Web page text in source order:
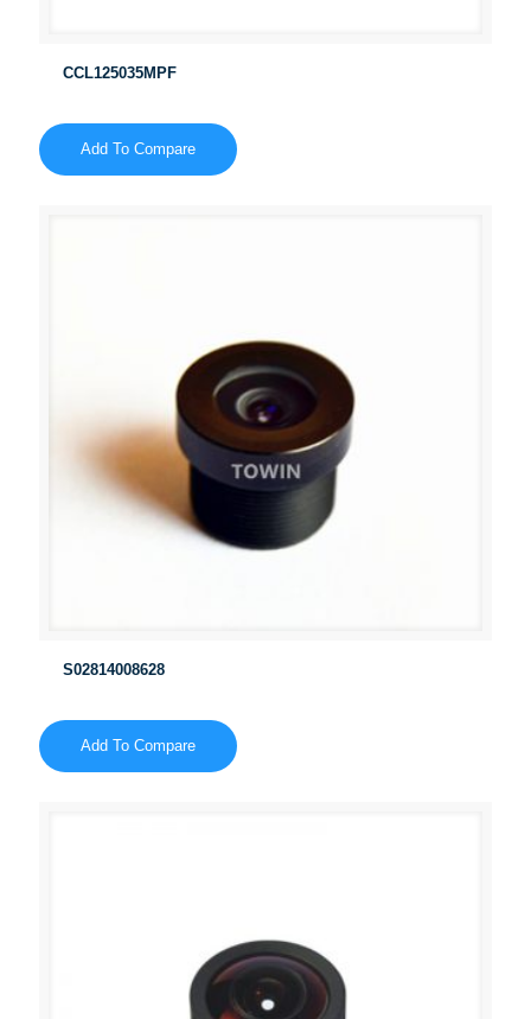
CCL125035MPF
Add To Compare
S02814008628
Add To Compare